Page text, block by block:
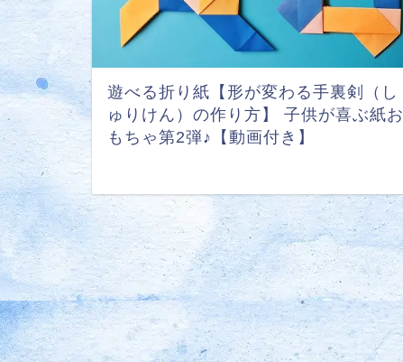
遊べる折り紙【形が変わる手裏剣（し
ゅりけん）の作り方】 子供が喜ぶ紙お
もちゃ第2弾♪【動画付き】